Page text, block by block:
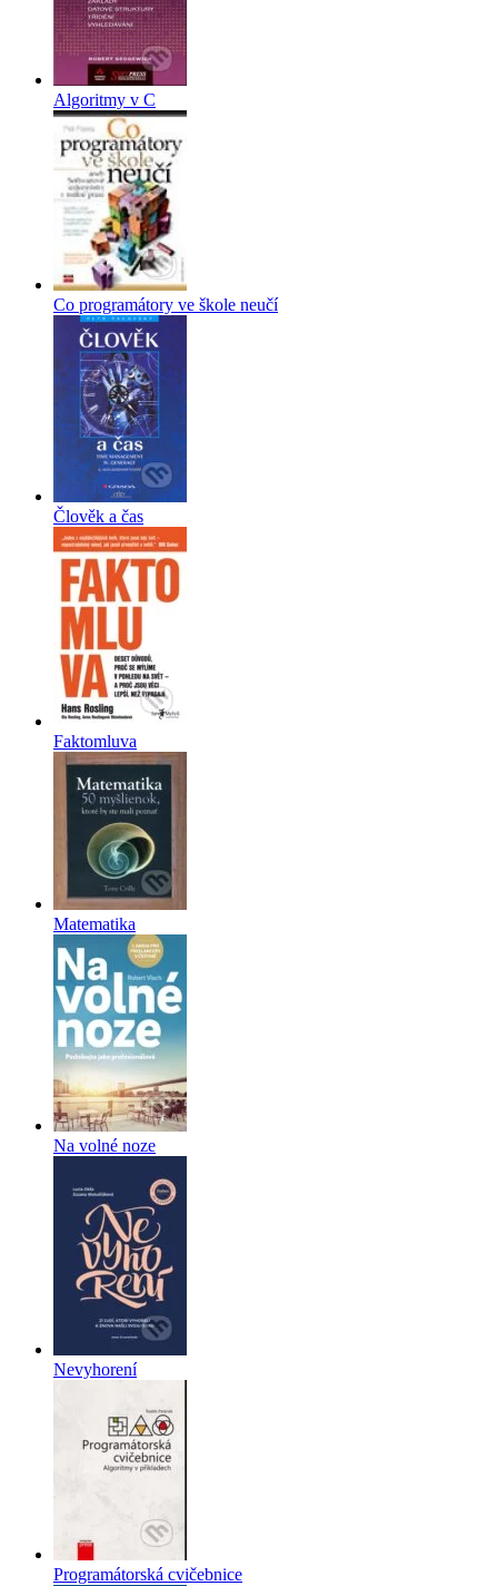
Algoritmy v C
Co programátory ve škole neučí
Člověk a čas
Faktomluva
Matematika
Na volné noze
Nevyhorení
Programátorská cvičebnice